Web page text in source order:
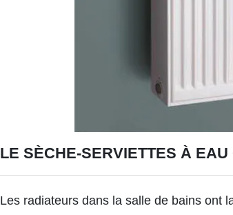
LE SÈCHE-SERVIETTES À EAU
Les radiateurs dans la salle de bains ont